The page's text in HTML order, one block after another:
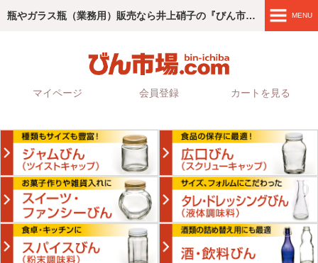
瓶やガラス瓶（業務用）販売なら井上硝子の『びん市場.com』
マイページ 会員登録 カートを見る
MENU
会社情報
お問い合わせ